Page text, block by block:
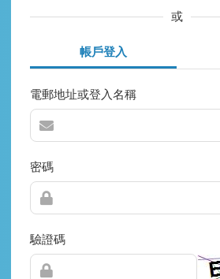
或
帳戶登入
電郵地址或登入名稱
密碼
驗證碼